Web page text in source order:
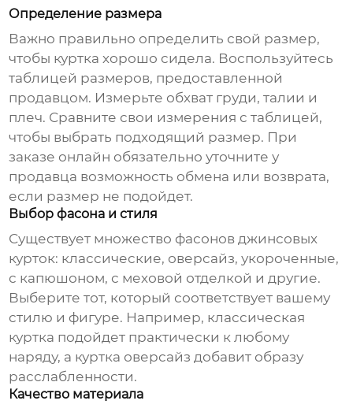
Определение размера
Важно правильно определить свой размер,
чтобы куртка хорошо сидела. Воспользуйтесь
таблицей размеров, предоставленной
продавцом. Измерьте обхват груди, талии и
плеч. Сравните свои измерения с таблицей,
чтобы выбрать подходящий размер. При
заказе онлайн обязательно уточните у
продавца возможность обмена или возврата,
если размер не подойдет.
Выбор фасона и стиля
Существует множество фасоновджинсовых
курток: классические, оверсайз, укороченные,
с капюшоном, с меховой отделкой и другие.
Выберите тот, который соответствует вашему
стилю и фигуре. Например, классическая
куртка подойдет практически к любому
наряду, а куртка оверсайз добавит образу
расслабленности.
Качество материала